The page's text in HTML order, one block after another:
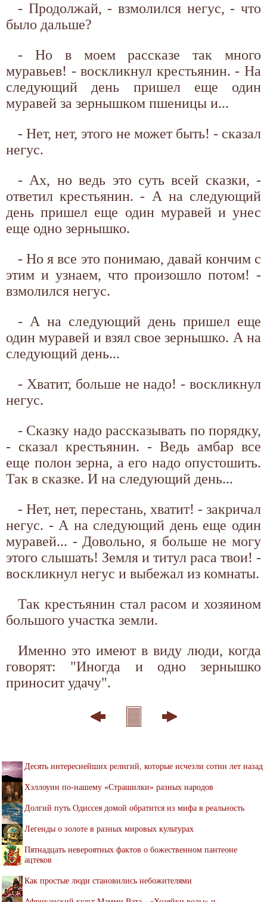
- Продолжай, - взмолился негус, - что
было дальше?
- Но в моем рассказе так много
муравьев! - воскликнул крестьянин. - На
следующий день пришел еще один
муравей за зернышком пшеницы и...
- Нет, нет, этого не может быть! - сказал
негус.
- Ах, но ведь это суть всей сказки, -
ответил крестьянин. - А на следующий
день пришел еще один муравей и унес
еще одно зернышко.
- Но я все это понимаю, давай кончим с
этим и узнаем, что произошло потом! -
взмолился негус.
- А на следующий день пришел еще
один муравей и взял свое зернышко. А на
следующий день...
- Хватит, больше не надо! - воскликнул
негус.
- Сказку надо рассказывать по порядку,
- сказал крестьянин. - Ведь амбар все
еще полон зерна, а его надо опустошить.
Так в сказке. И на следующий день...
- Нет, нет, перестань, хватит! - закричал
негус. - А на следующий день еще один
муравей... - Довольно, я больше не могу
этого слышать! Земля и титул раса твои! -
воскликнул негус и выбежал из комнаты.
Так крестьянин стал расом и хозяином
большого участка земли.
Именно это имеют в виду люди, когда
говорят: "Иногда и одно зернышко
приносит удачу".
Десять интереснейших религий, которые исчезли сотни лет назад
Хэллоуин по-нашему «Страшилки» разных народов
Долгий путь Одиссея домой обратится из мифа в реальность
Легенды о золоте в разных мировых культурах
Пятнадцать невероятных фактов о божественном пантеоне
ацтеков
Как простые люди становились небожителями